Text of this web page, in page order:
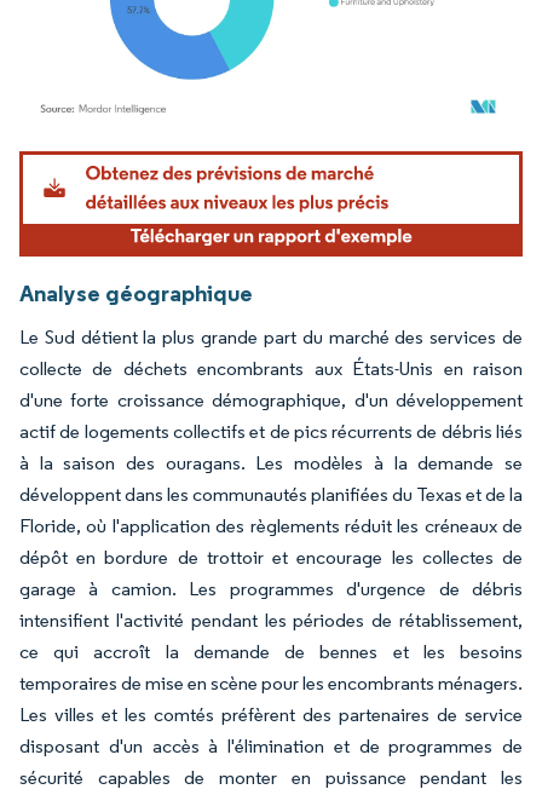
Image © Mordor Intelligence. La réutilisation nécessite une attribution sous CC BY
Analyse géographique
Le Sud détient la plus grande part du marché des services de
collecte de déchets encombrants aux États-Unis en raison
d'une forte croissance démographique, d'un développement
actif de logements collectifs et de pics récurrents de débris liés
à la saison des ouragans. Les modèles à la demande se
développent dans les communautés planifiées du Texas et de la
Floride, où l'application des règlements réduit les créneaux de
dépôt en bordure de trottoir et encourage les collectes de
garage à camion. Les programmes d'urgence de débris
intensifient l'activité pendant les périodes de rétablissement,
ce qui accroît la demande de bennes et les besoins
temporaires de mise en scène pour les encombrants ménagers.
Les villes et les comtés préfèrent des partenaires de service
disposant d'un accès à l'élimination et de programmes de
sécurité capables de monter en puissance pendant les